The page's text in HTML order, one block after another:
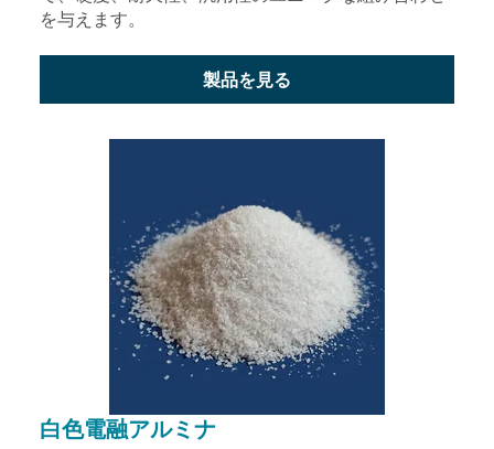
を与えます。
製品を見る
白色電融アルミナ